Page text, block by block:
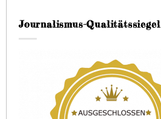
Journalismus-Qualitätssiegel